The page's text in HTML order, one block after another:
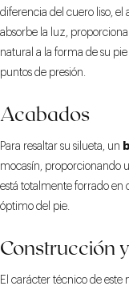
diferencia del cuero liso,
absorbe la luz,
natural a la forma de su
puntos de presión.
Acabados
Para resaltar su silueta, un
mocasín, proporcionando
está totalmente forrado
óptimo del pie.
Construcción
El carácter técnico de este